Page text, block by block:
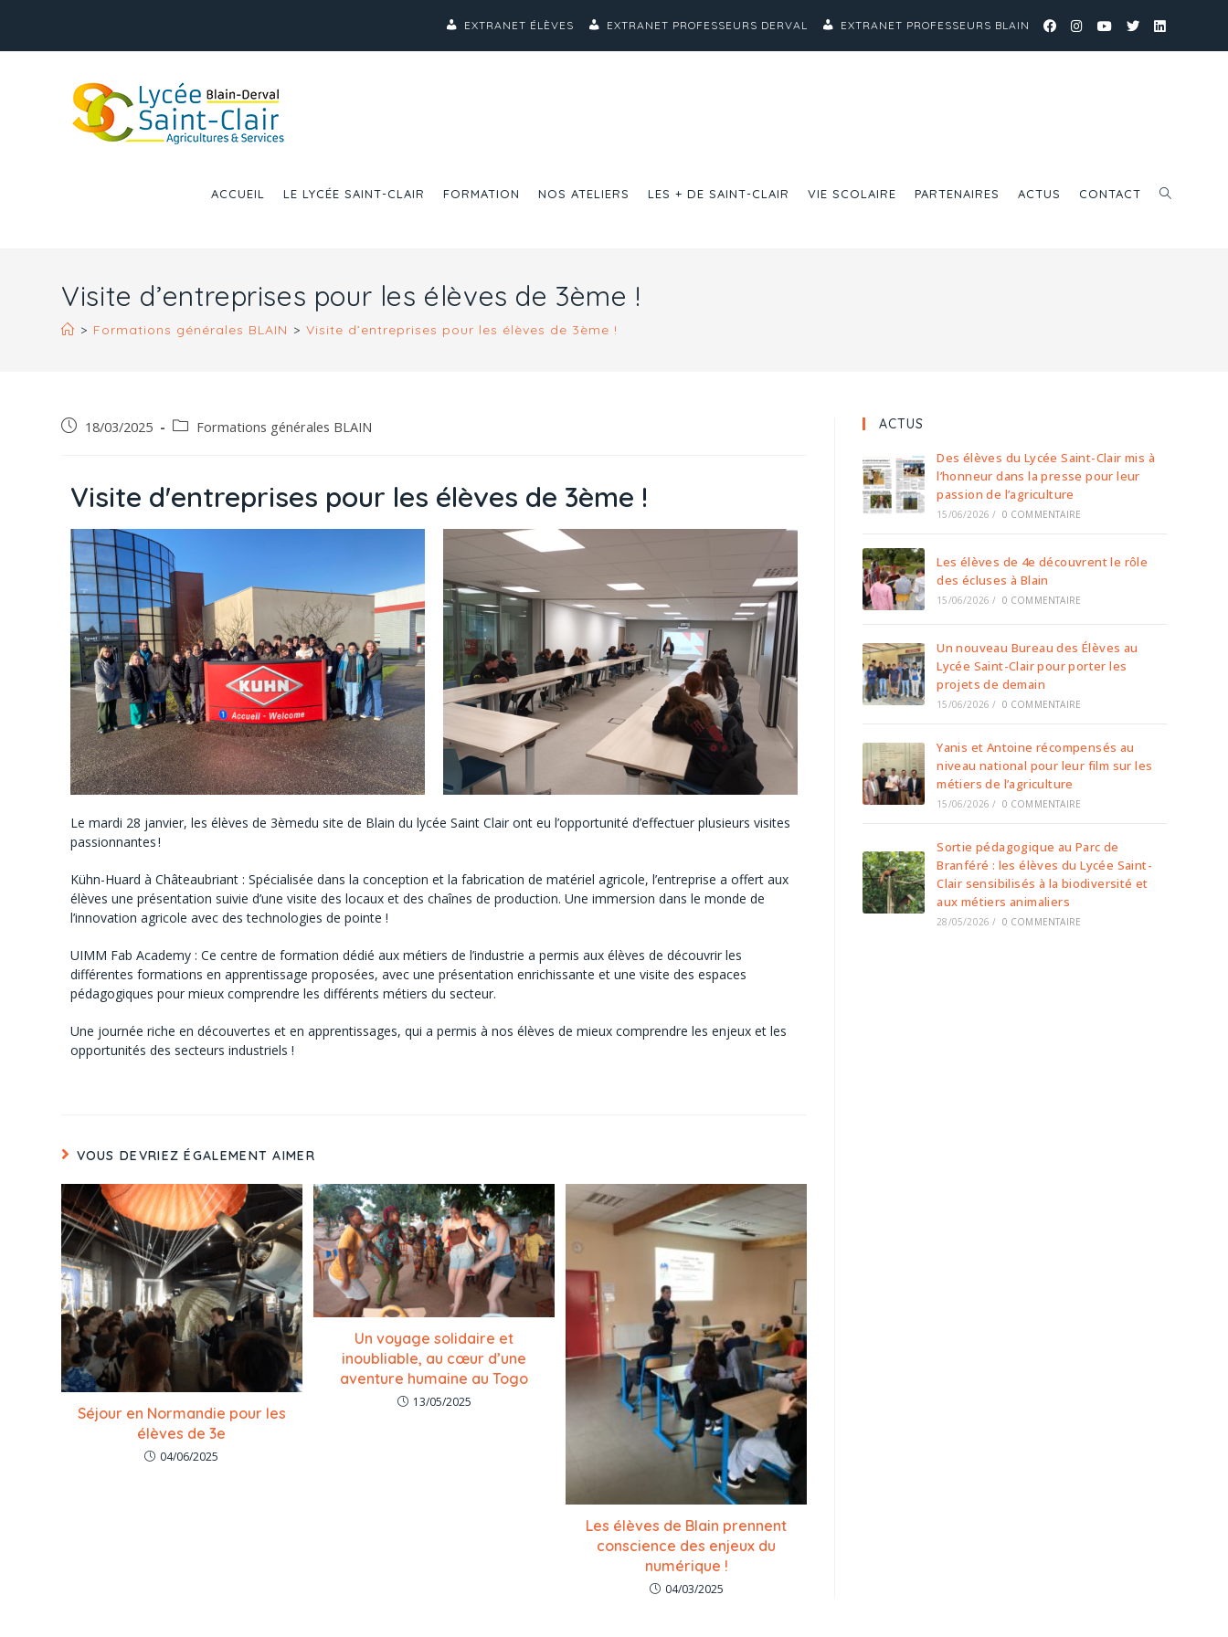
EXTRANET ÉLÈVES EXTRANET PROFESSEURS DERVAL EXTRANET PROFESSEURS BLAIN
ACCUEIL LE LYCÉE SAINT-CLAIR FORMATION NOS ATELIERS LES + DE SAINT-CLAIR VIE SCOLAIRE PARTENAIRES ACTUS CONTACT
Visite d’entreprises pour les élèves de 3ème !
> Formations générales BLAIN > Visite d’entreprises pour les élèves de 3ème !
18/03/2025 Formations générales BLAIN
Visite d'entreprises pour les élèves de 3ème !
Le mardi 28 janvier, les élèves de 3èmedu site de Blain du lycée Saint Clair ont eu l’opportunité d’effectuer plusieurs visites
passionnantes !
Kühn-Huard à Châteaubriant : Spécialisée dans la conception et la fabrication de matériel agricole, l’entreprise a offert aux
élèves une présentation suivie d’une visite des locaux et des chaînes de production. Une immersion dans le monde de
l’innovation agricole avec des technologies de pointe !
UIMM Fab Academy : Ce centre de formation dédié aux métiers de l’industrie a permis aux élèves de découvrir les
différentes formations en apprentissage proposées, avec une présentation enrichissante et une visite des espaces
pédagogiques pour mieux comprendre les différents métiers du secteur.
Une journée riche en découvertes et en apprentissages, qui a permis à nos élèves de mieux comprendre les enjeux et les
opportunités des secteurs industriels !
VOUS DEVRIEZ ÉGALEMENT AIMER
Séjour en Normandie pour les
élèves de 3e
04/06/2025
Un voyage solidaire et
inoubliable, au cœur d’une
aventure humaine au Togo
13/05/2025
Les élèves de Blain prennent
conscience des enjeux du
numérique !
04/03/2025
ACTUS
Des élèves du Lycée Saint-Clair mis à
l’honneur dans la presse pour leur
passion de l’agriculture
15/06/2026 / 0 COMMENTAIRE
Les élèves de 4e découvrent le rôle
des écluses à Blain
15/06/2026 / 0 COMMENTAIRE
Un nouveau Bureau des Élèves au
Lycée Saint-Clair pour porter les
projets de demain
15/06/2026 / 0 COMMENTAIRE
Yanis et Antoine récompensés au
niveau national pour leur film sur les
métiers de l’agriculture
15/06/2026 / 0 COMMENTAIRE
Sortie pédagogique au Parc de
Branféré : les élèves du Lycée Saint-
Clair sensibilisés à la biodiversité et
aux métiers animaliers
28/05/2026 / 0 COMMENTAIRE